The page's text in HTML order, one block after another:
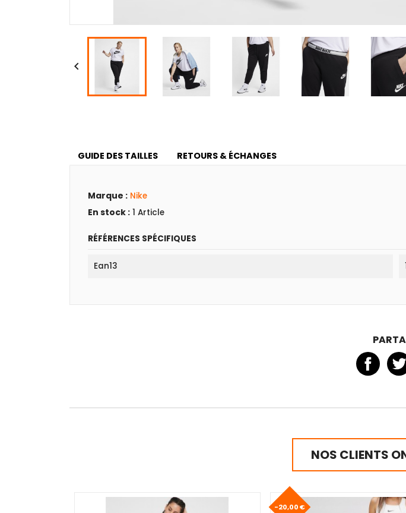

GUIDE DES TAILLES RETOURS & ÉCHANGES
Marque : Nike
En stock : 1 Article
RÉFÉRENCES SPÉCIFIQUES
Ean13
NOS CLIENTS
-20,00 €